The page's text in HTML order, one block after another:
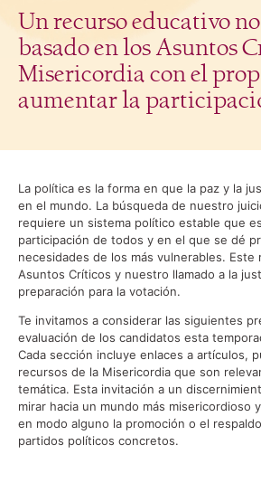
Un recurso educativo
basado en los Asuntos
Misericordia con el
aumentar la
La política es la forma en que la paz y la
en el mundo. La búsqueda de nuestro
requiere un sistema político estable que
participación de todos y en el que se dé
necesidades de los más vulnerables. Este
Asuntos Críticos y nuestro llamado a la
preparación para la votación.
Te invitamos a considerar las siguientes
evaluación de los candidatos esta
Cada sección incluye enlaces a artículos,
recursos de la Misericordia que son
temática. Esta invitación a un
mirar hacia un mundo más misericordioso
en modo alguno la promoción o el
partidos políticos concretos.